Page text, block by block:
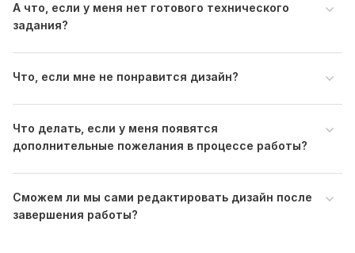
А что, если у меня нет готового технического
задания?
Что, если мне не понравится дизайн?
Что делать, если у меня появятся
дополнительные пожелания в процессе работы?
Сможем ли мы сами редактировать дизайн после
завершения работы?